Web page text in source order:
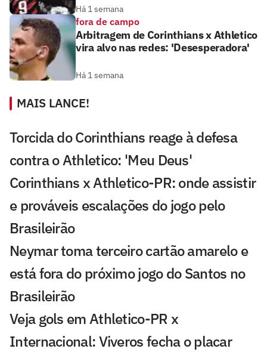
Há 1 semana
fora de campo
Arbitragem de Corinthians x Athletico
vira alvo nas redes: 'Desesperadora'
Há 1 semana
MAIS LANCE!
Torcida do Corinthians reage à defesa
contra o Athletico: 'Meu Deus'
Corinthians x Athletico-PR: onde assistir
e prováveis escalações do jogo pelo
Brasileirão
Neymar toma terceiro cartão amarelo e
está fora do próximo jogo do Santos no
Brasileirão
Veja gols em Athletico-PR x
Internacional: Viveros fecha o placar